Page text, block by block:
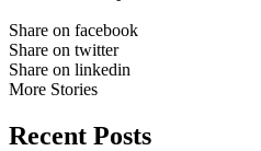
Share on facebook
Share on twitter
Share on linkedin
More Stories
Recent Posts